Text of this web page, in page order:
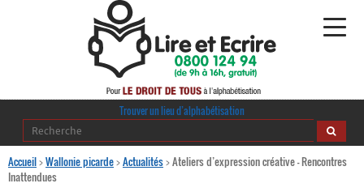
Alphabétisation
Trouver un lieu d’alphabétisation
Accueil>Wallonie picarde>Actualités>Ateliers d’expression créative - Rencontres
Inattendues